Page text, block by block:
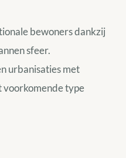
bewoners dankzij
sfeer.
urbanisaties met
voorkomende type